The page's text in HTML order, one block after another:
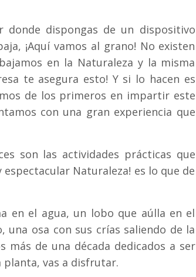
donde dispongas de un dispositivo
¡Aquí vamos al grano! No existen
en la Naturaleza y la misma
te asegura esto! Y si lo hacen es
de los primeros en impartir este
con una gran experiencia que
son las actividades prácticas que
Naturaleza! es lo que de
en el agua, un lobo que aúlla en el
osa con sus crías saliendo de la
más de una década dedicados a ser
planta, vas a disfrutar.